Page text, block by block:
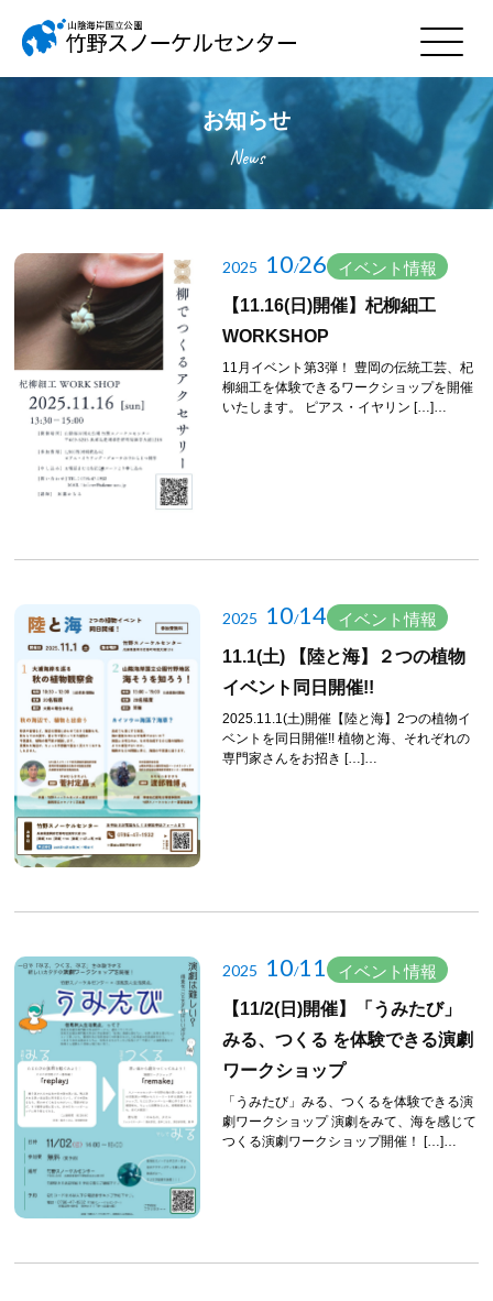
お知らせ
News
2025 10/26
イベント情報
【11.16(日)開催】杞柳細工
WORKSHOP
11月イベント第3弾！ 豊岡の伝統工芸、杞
柳細工を体験できるワークショップを開催
いたします。 ピアス・イヤリン […]…
2025 10/14
イベント情報
11.1(土) 【陸と海】２つの植物
イベント同日開催!!
2025.11.1(土)開催【陸と海】2つの植物イ
ベントを同日開催!! 植物と海、それぞれの
専門家さんをお招き […]…
2025 10/11
イベント情報
【11/2(日)開催】「うみたび」
みる、つくる を体験できる演劇
ワークショップ
「うみたび」みる、つくるを体験できる演
劇ワークショップ 演劇をみて、海を感じて
つくる演劇ワークショップ開催！ […]…